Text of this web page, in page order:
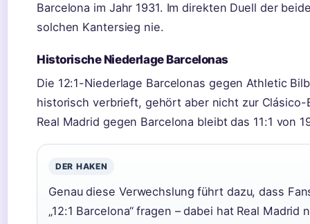
Barcelona im Jahr 1931. Im direkten Duell der
solchen Kantersieg nie.
Historische Niederlage Barcelonas
Die 12:1-Niederlage Barcelonas gegen Athletic
historisch verbrieft, gehört aber nicht zur
Real Madrid gegen Barcelona bleibt das 11:1 von
DER HAKEN
Genau diese Verwechslung führt dazu, dass
„12:1 Barcelona“ fragen – dabei hat Real